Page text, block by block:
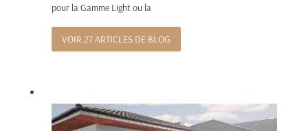
pour la Gamme Light ou la
VOIR 27 ARTICLES DE BLOG